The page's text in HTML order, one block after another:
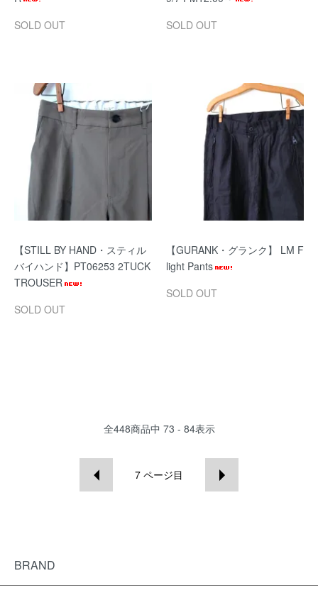
SOLD OUT
SOLD OUT
【STILL BY HAND・スティル
バイハンド】PT06253 2TUCK
TROUSER
SOLD OUT
【GURANK・グランク】 LM F
light Pants
SOLD OUT
全448商品中 73 - 84表示
7 ページ目
BRAND